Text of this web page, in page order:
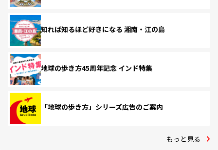
知れば知るほど好きになる 湘南・江の島
地球の歩き方45周年記念 インド特集
「地球の歩き方」シリーズ広告のご案内
もっと見る